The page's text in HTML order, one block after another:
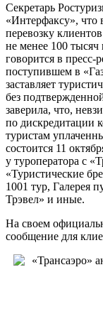
Секретарь
«Интерфаксу», что
перевозку
не менее 100 тысяч
говорится в пресс-
поступившем в
заставляет
без
заверила, что,
по дискредитации
туристам
состоится 11
у туроператора с
«Туристические
1001 тур, Галерея
Трэвел» и иные.
На своем
сообщение для